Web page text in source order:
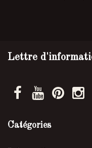
Lettre
Catégories